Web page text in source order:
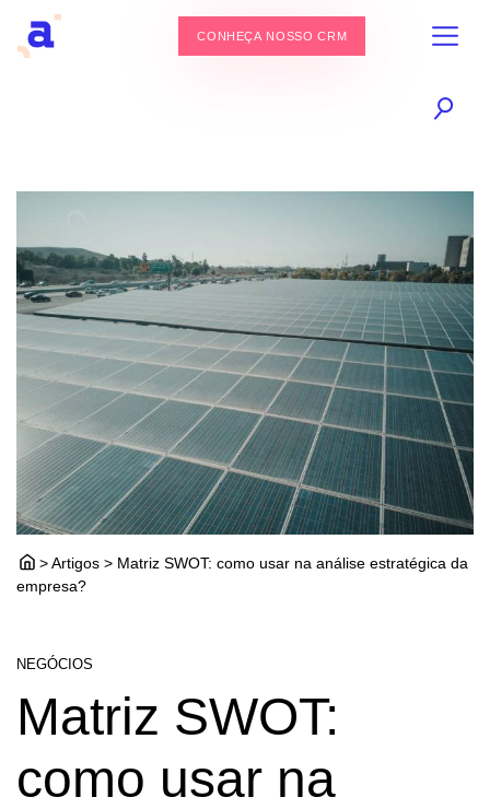
CONHEÇA NOSSO CRM
> Artigos > Matriz SWOT: como usar na análise estratégica da
empresa?
NEGÓCIOS
Matriz SWOT:
como usar na